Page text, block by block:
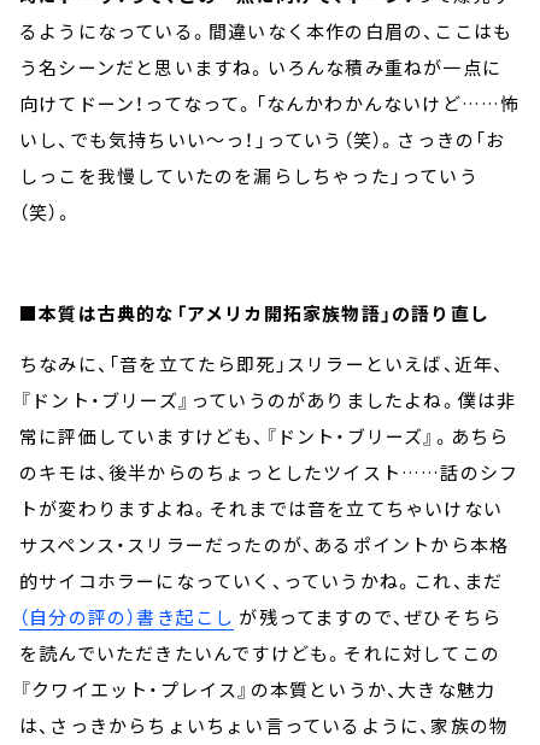
るようになっている。間違いなく本作の白眉の、ここはも
う名シーンだと思いますね。いろんな積み重ねが一点に
向けてドーン！ってなって。「なんかわかんないけど……怖
いし、でも気持ちいい～っ！」っていう（笑）。さっきの「お
しっこを我慢していたのを漏らしちゃった」っていう
（笑）。
■本質は古典的な「アメリカ開拓家族物語」の語り直し
ちなみに、「音を立てたら即死」スリラーといえば、近年、
『ドント・ブリーズ』っていうのがありましたよね。僕は非
常に評価していますけども、『ドント・ブリーズ』。あちら
のキモは、後半からのちょっとしたツイスト……話のシフ
トが変わりますよね。それまでは音を立てちゃいけない
サスペンス・スリラーだったのが、あるポイントから本格
的サイコホラーになっていく、っていうかね。これ、まだ
（自分の評の）書き起こし が残ってますので、ぜひそちら
を読んでいただきたいんですけども。それに対してこの
『クワイエット・プレイス』の本質というか、大きな魅力
は、さっきからちょいちょい言っているように、家族の物